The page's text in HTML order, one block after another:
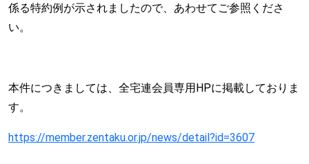
係る特約例が示されましたので、あわせてご参照くださ
い。
本件につきましては、全宅連会員専用HPに掲載しておりま
す。
https://member.zentaku.or.jp/news/detail?id=3607